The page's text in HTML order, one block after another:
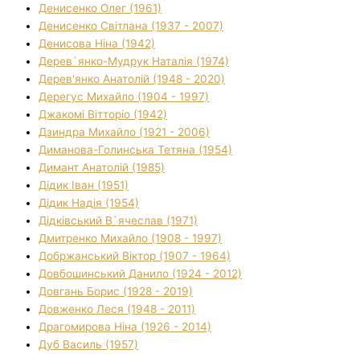
Денисенко Олег (1961)
Денисенко Світлана (1937 - 2007)
Денисова Ніна (1942)
Дерев`янко-Мудрук Наталія (1974)
Дерев'янко Анатолій (1948 - 2020)
Дерегус Михайло (1904 - 1997)
Джакомі Вітторіо (1942)
Дзиндра Михайло (1921 - 2006)
Диманова-Голинська Тетяна (1954)
Димант Анатолій (1985)
Дідик Іван (1951)
Дідик Надія (1954)
Дідківський В`ячеслав (1971)
Дмитренко Михайло (1908 - 1997)
Добржанський Віктор (1907 - 1964)
Довбошинський Данило (1924 - 2012)
Довгань Борис (1928 - 2019)
Довженко Леся (1948 - 2011)
Драгомирова Ніна (1926 - 2014)
Дуб Василь (1957)